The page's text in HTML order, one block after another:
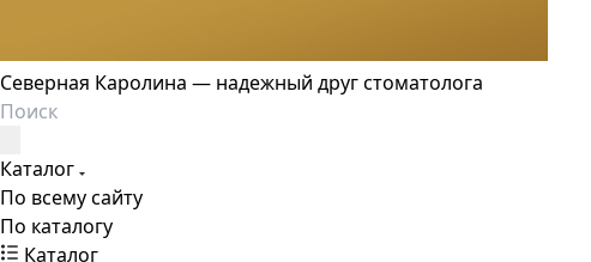
Северная Каролина — надежный друг стоматолога
Каталог
По всему сайту
По каталогу
Каталог